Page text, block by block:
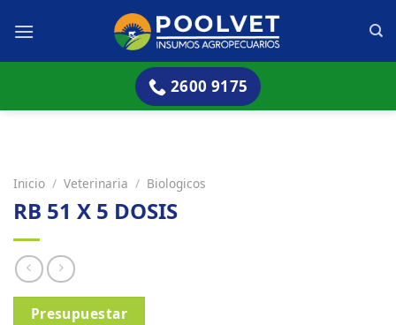
2600 9175
Inicio / Veterinaria / Biologicos
RB 51 X 5 DOSIS
Presupuestar